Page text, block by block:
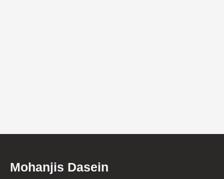
Mohanjis Dasein